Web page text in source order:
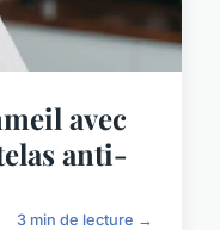
avec
anti-
3 min de lecture →